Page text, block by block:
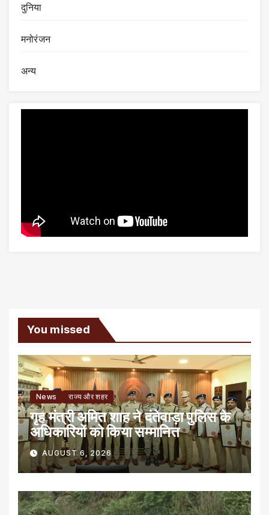
दुनिया
मनोरंजन
अन्य
You missed
News राज्य और शहर
गृह मंत्री अमित शाह ने दंतेवाड़ा पुलिस के
अधिकारियों को किया सम्मानित
AUGUST 6, 2026